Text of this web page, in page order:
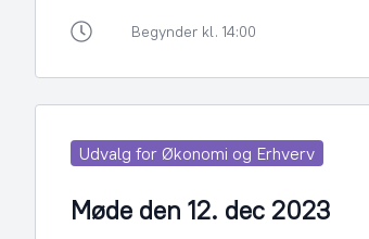
Begynder kl. 14:00
Udvalg for Økonomi og Erhverv
Møde den 12. dec 2023